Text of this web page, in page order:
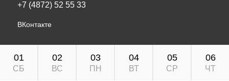
+7 (4872) 52 55 33
ВКонтакте
01
СБ
02
ВС
03
ПН
04
ВТ
05
СР
06
ЧТ